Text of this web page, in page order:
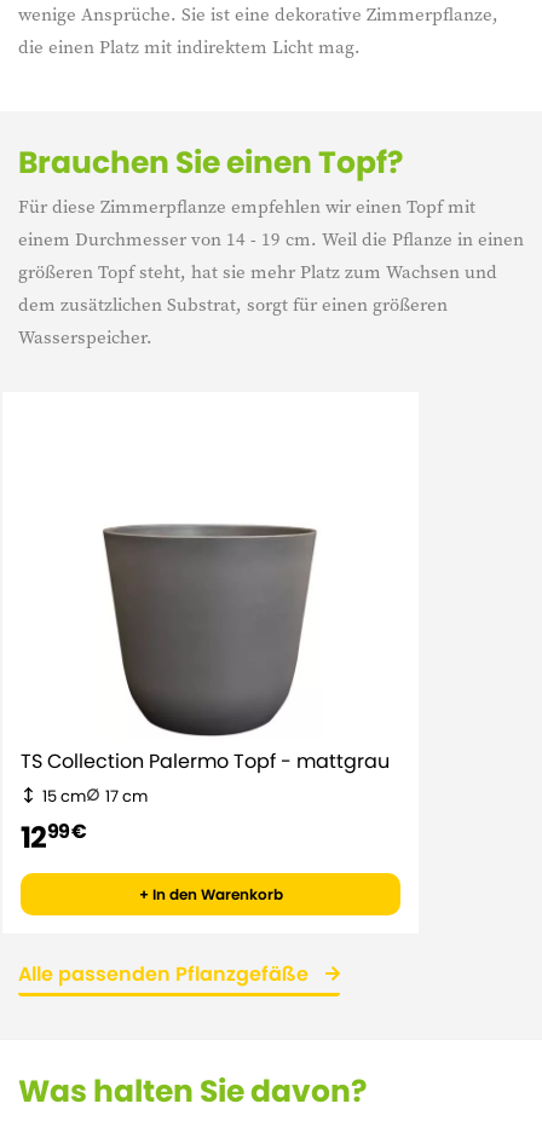
wenige Ansprüche. Sie ist eine dekorative Zimmerpflanze,
die einen Platz mit indirektem Licht mag.
Brauchen Sie einen Topf?
Für diese Zimmerpflanze empfehlen wir einen Topf mit
einem Durchmesser von 14 - 19 cm. Weil die Pflanze in einen
größeren Topf steht, hat sie mehr Platz zum Wachsen und
dem zusätzlichen Substrat, sorgt für einen größeren
Wasserspeicher.
TS Collection Palermo Topf - mattgrau
15 cm 17 cm
1299 €
+ In den Warenkorb
Alle passenden Pflanzgefäße
Was halten Sie davon?